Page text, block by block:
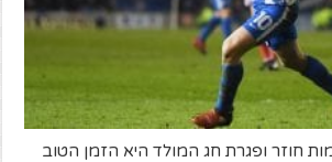
חוזר ופגרת חג המולד היא הזמן הטוב